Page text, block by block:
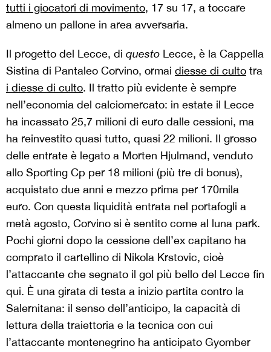
tutti i giocatori di movimento, 17 su 17, a toccare
almeno un pallone in area avversaria.
Il progetto del Lecce, di questo Lecce, è la Cappella
Sistina di Pantaleo Corvino, ormai diesse di culto tra
i diesse di culto. Il tratto più evidente è sempre
nell’economia del calciomercato: in estate il Lecce
ha incassato 25,7 milioni di euro dalle cessioni, ma
ha reinvestito quasi tutto, quasi 22 milioni. Il grosso
delle entrate è legato a Morten Hjulmand, venduto
allo Sporting Cp per 18 milioni (più tre di bonus),
acquistato due anni e mezzo prima per 170mila
euro. Con questa liquidità entrata nel portafogli a
metà agosto, Corvino si è sentito come al luna park.
Pochi giorni dopo la cessione dell’ex capitano ha
comprato il cartellino di Nikola Krstovic, cioè
l’attaccante che segnato il gol più bello del Lecce fin
qui. È una girata di testa a inizio partita contro la
Salernitana: il senso dell’anticipo, la capacità di
lettura della traiettoria e la tecnica con cui
l’attaccante montenegrino ha anticipato Gyomber